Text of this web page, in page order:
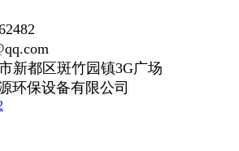
新都区斑竹园镇3G广场
环保设备有限公司